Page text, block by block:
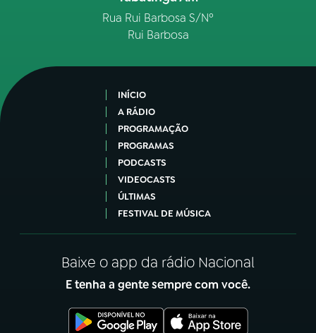
Rua Rui Barbosa S/Nº
Rui Barbosa
INÍCIO
A RÁDIO
PROGRAMAÇÃO
PROGRAMAS
PODCASTS
VIDEOCASTS
ÚLTIMAS
FESTIVAL DE MÚSICA
Baixe o app da rádio Nacional
E tenha a gente sempre com você.